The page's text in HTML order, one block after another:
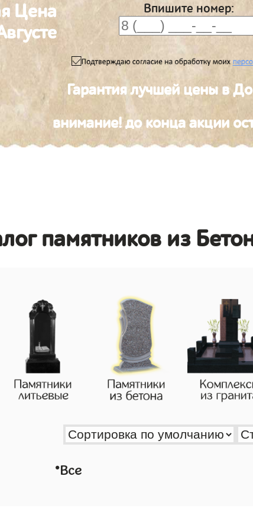
Цена
Впишите номер:
Гарантия лучшей цены в
внимание! до конца акции
памятников из
•Все